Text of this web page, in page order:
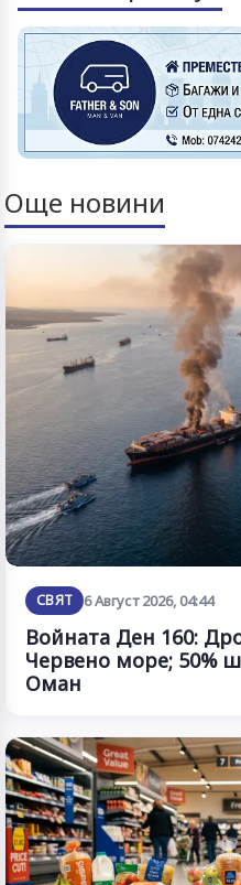
Още новини
СВЯТ 6 Август 2026, 04:44
Войната Ден 160:
Червено море; 50%
Оман